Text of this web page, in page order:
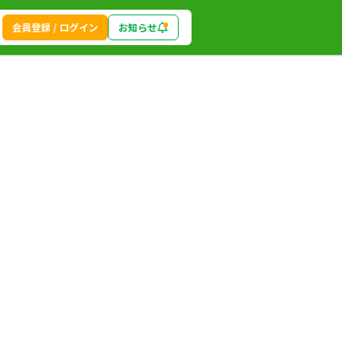
会員登録 / ログイン お知らせ